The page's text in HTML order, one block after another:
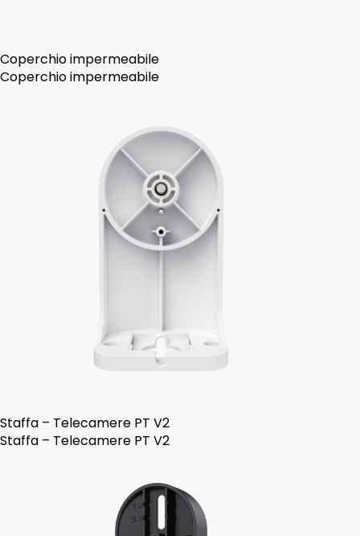
Coperchio impermeabile
Coperchio impermeabile
Staffa – Telecamere PT V2
Staffa – Telecamere PT V2